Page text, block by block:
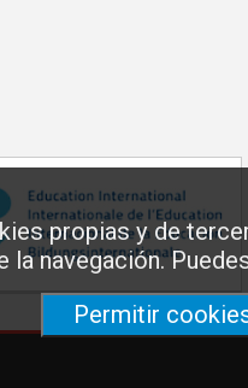
propias y de
la navegación.
Permitir